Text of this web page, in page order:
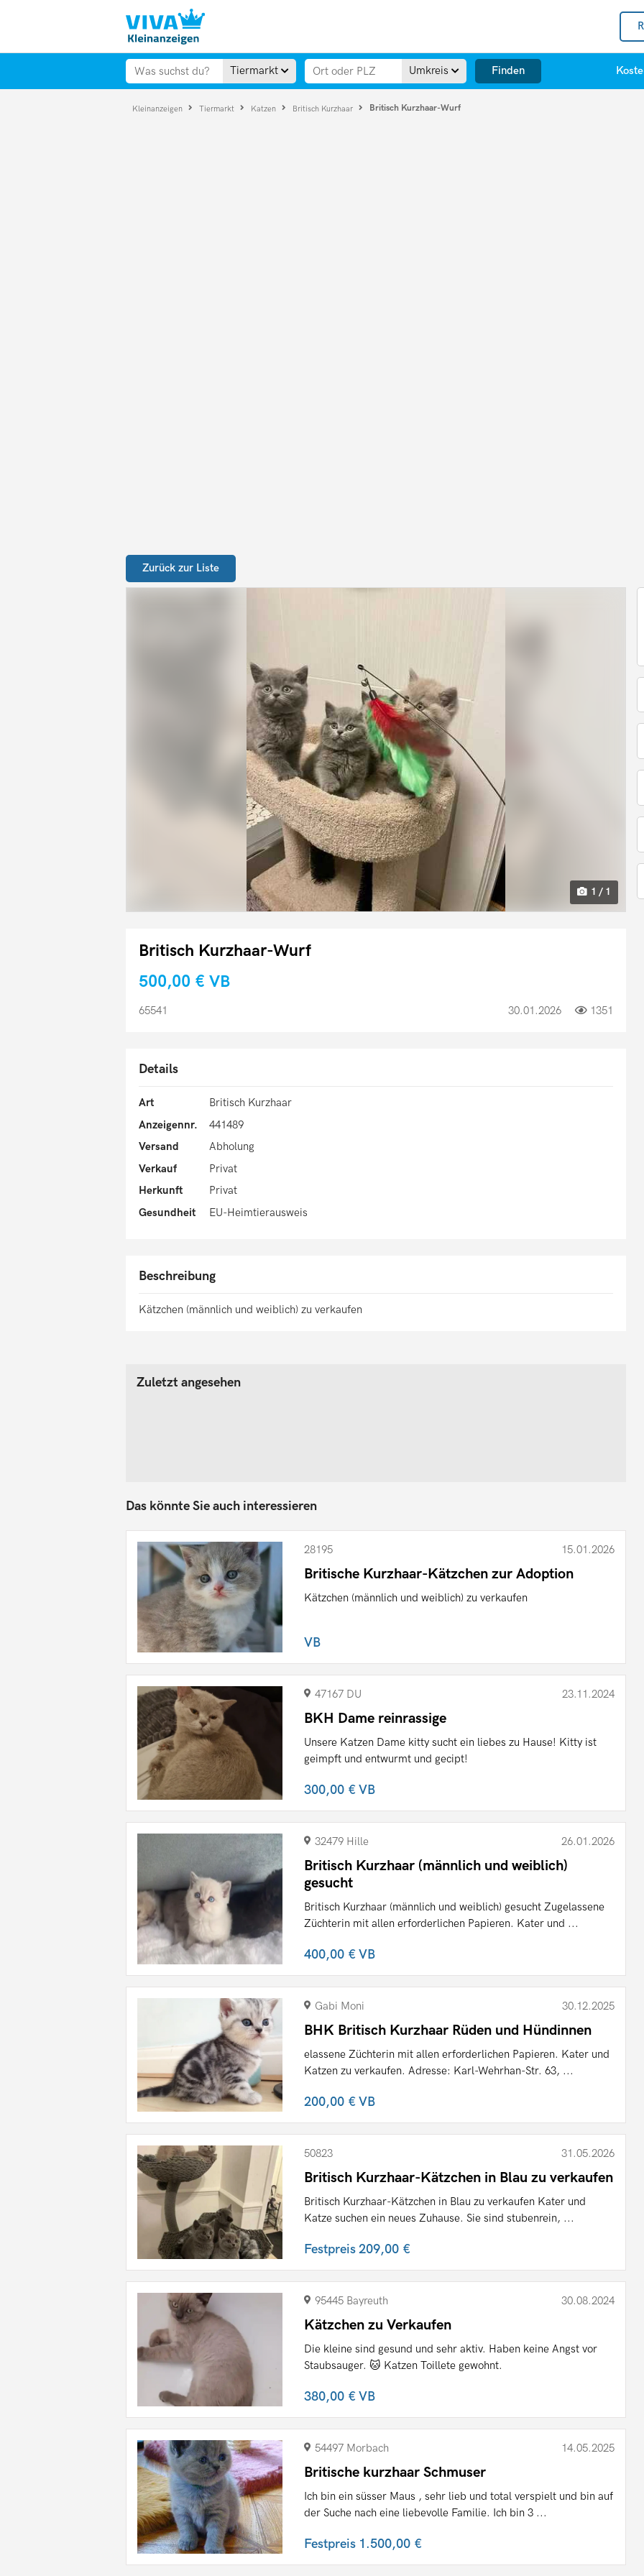
Tiermarkt Umkreis Finden
Kleinanzeigen Tiermarkt Katzen Britisch Kurzhaar Britisch Kurzhaar-Wurf
Zurück zur Liste
1 / 1
Britisch Kurzhaar-Wurf
500,00 € VB
65541 30.01.2026 1351
Details
Art
Britisch Kurzhaar
Anzeigennr.
441489
Versand
Abholung
Verkauf
Privat
Herkunft
Privat
Gesundheit
EU-Heimtierausweis
Beschreibung
Kätzchen (männlich und weiblich) zu verkaufen
Zuletzt angesehen
Das könnte Sie auch interessieren
28195 15.01.2026
Britische Kurzhaar-Kätzchen zur Adoption
Kätzchen (männlich und weiblich) zu verkaufen
VB
47167 DU 23.11.2024
BKH Dame reinrassige
Unsere Katzen Dame kitty sucht ein liebes zu Hause! Kitty ist
geimpft und entwurmt und gecipt!
300,00 €VB
32479 Hille 26.01.2026
Britisch Kurzhaar (männlich und weiblich)
gesucht
Britisch Kurzhaar (männlich und weiblich) gesucht Zugelassene
Züchterin mit allen erforderlichen Papieren. Kater und ...
400,00 €VB
Gabi Moni 30.12.2025
BHK Britisch Kurzhaar Rüden und Hündinnen
elassene Züchterin mit allen erforderlichen Papieren. Kater und
Katzen zu verkaufen. Adresse: Karl-Wehrhan-Str. 63, ...
200,00 €VB
50823 31.05.2026
Britisch Kurzhaar-Kätzchen in Blau zu verkaufen
Britisch Kurzhaar-Kätzchen in Blau zu verkaufen Kater und
Katze suchen ein neues Zuhause. Sie sind stubenrein, ...
Festpreis209,00 €
95445 Bayreuth 30.08.2024
Kätzchen zu Verkaufen
Die kleine sind gesund und sehr aktiv. Haben keine Angst vor
Staubsauger. 🐱 Katzen Toillete gewohnt.
380,00 €VB
54497 Morbach 14.05.2025
Britische kurzhaar Schmuser
Ich bin ein süsser Maus , sehr lieb und total verspielt und bin auf
der Suche nach eine liebevolle Familie. Ich bin 3 ...
Festpreis 1.500,00 €